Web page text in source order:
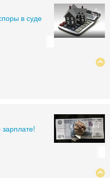
в суде